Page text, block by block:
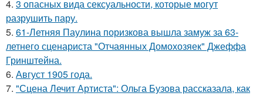
4. 3 опасных вида сексуальности, которые могут
разрушить пару.
5. 61-Летняя Паулина поризкова вышла замуж за 63-
летнего сценариста "Отчаянных Домохозяек" Джеффа
Гринштейна.
6. Август 1905 года.
7. "Сцена Лечит Артиста": Ольга Бузова рассказала, как